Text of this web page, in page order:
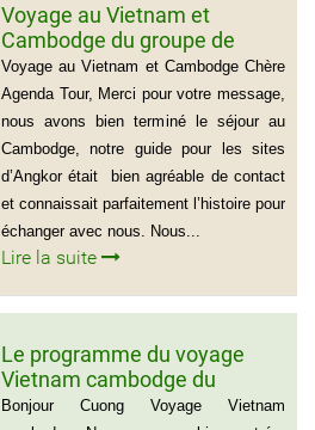
Voyage au Vietnam et
Cambodge du groupe de
madame Josette et Michel
GUILLON ( 6 personnes) 37
jours
Voyage au Vietnam et Cambodge Chère
Agenda Tour, Merci pour votre message,
nous avons bien terminé le séjour au
Cambodge, notre guide pour les sites
d’Angkor était bien agréable de contact
et connaissait parfaitement l’histoire pour
échanger avec nous. Nous...
Lire la suite
Le programme du voyage
Vietnam cambodge du
groupe de madame Anna
Bonjour Cuong Voyage Vietnam